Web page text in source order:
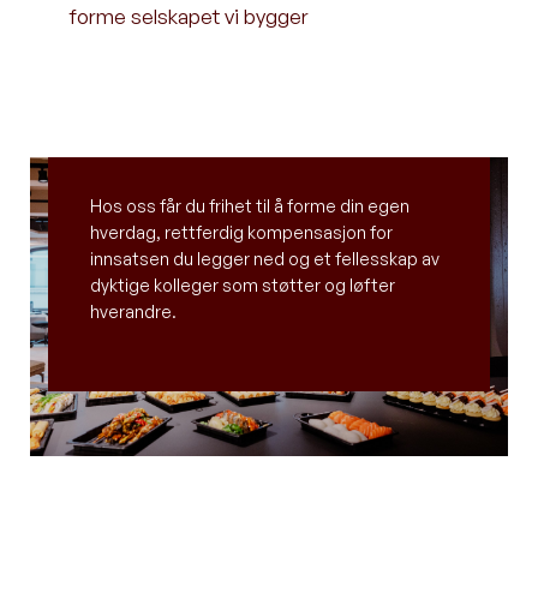
forme selskapet vi bygger
Hos oss får du frihet til å forme din egen
hverdag, rettferdig kompensasjon for
innsatsen du legger ned og et fellesskap av
dyktige kolleger som støtter og løfter
hverandre.